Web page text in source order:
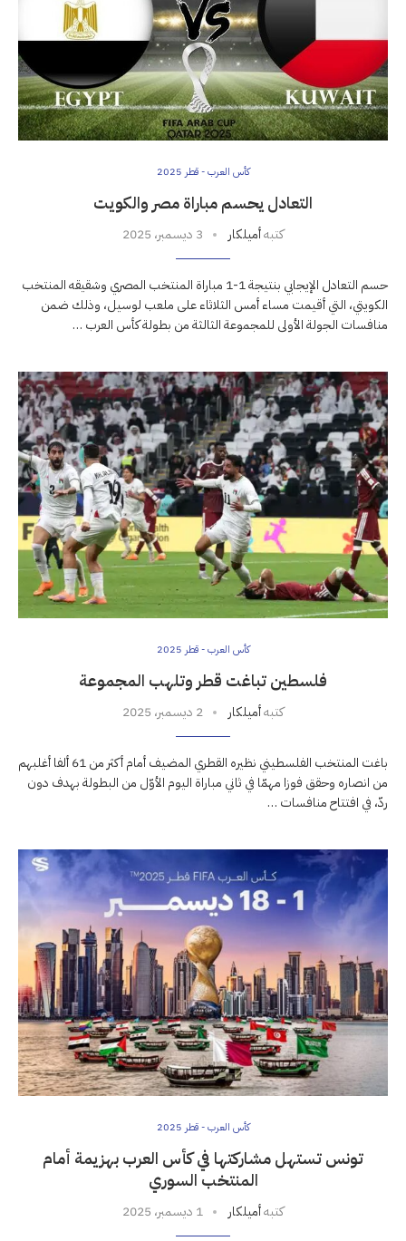
كأس العرب - قطر 2025
التعادل يحسم مباراة مصر والكويت
كتبهأميلكار 3 ديسمبر، 2025
حسم التعادل الإيجابي بنتيجة 1-1 مباراة المنتخب المصري وشقيقه المنتخب
الكويتي، التي أقيمت مساء أمس الثلاثاء على ملعب لوسيل، وذلك ضمن
منافسات الجولة الأولى للمجموعة الثالثة من بطولة كأس العرب …
كأس العرب - قطر 2025
فلسطين تباغت قطر وتلهب المجموعة
كتبهأميلكار 2 ديسمبر، 2025
باغت المنتخب الفلسطيني نظيره القطري المضيف أمام أكثر من 61 ألفا أغلبهم
من انصاره وحقق فوزا مهمّا في ثاني مباراة اليوم الأوّل من البطولة بهدف دون
ردّ، في افتتاح منافسات …
كأس العرب - قطر 2025
تونس تستهل مشاركتها في كأس العرب بهزيمة أمام
المنتخب السوري
كتبهأميلكار 1 ديسمبر، 2025